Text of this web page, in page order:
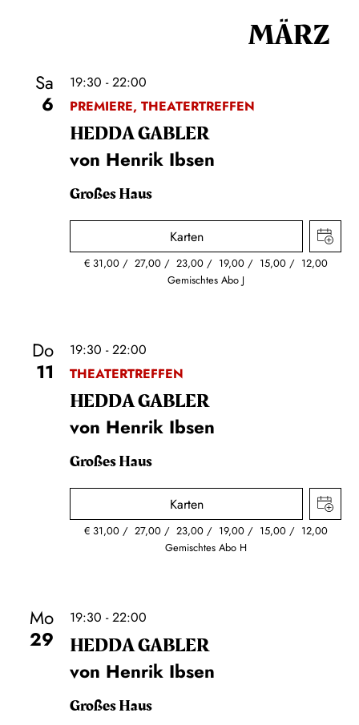
MÄRZ
Sa
6
19:30 - 22:00
PREMIERE, THEATERTREFFEN
HEDDA GABLER
von Henrik Ibsen
Großes Haus
Karten
€ 31,00 27,00 23,00 19,00 15,00
12,00
Gemischtes Abo J
Do
11
19:30 - 22:00
THEATERTREFFEN
HEDDA GABLER
von Henrik Ibsen
Großes Haus
Karten
€ 31,00 27,00 23,00 19,00 15,00
12,00
Gemischtes Abo H
Mo
29
19:30 - 22:00
HEDDA GABLER
von Henrik Ibsen
Großes Haus